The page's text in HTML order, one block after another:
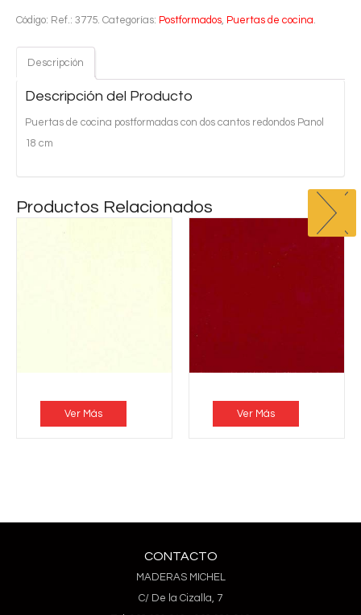
Código: Ref.: 3775. Categorías: Postformados, Puertas de cocina.
Descripción
Descripción del Producto
Puertas de cocina postformadas con dos cantos redondos Panol
18 cm
Productos Relacionados
Ver Más Ver Más
CONTACTO
MADERAS MICHEL
C/ De la Cizalla, 7